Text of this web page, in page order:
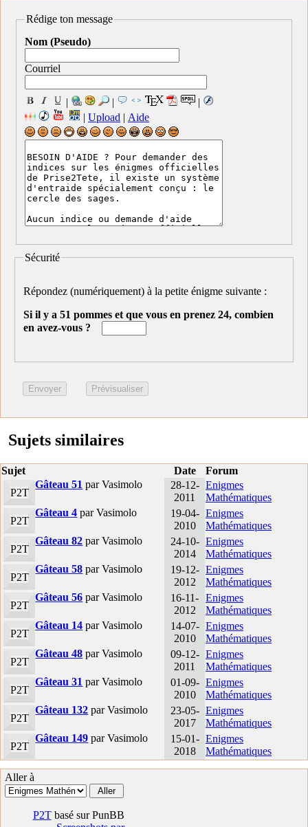
Rédige ton message
Nom (Pseudo)
Courriel
| |
|
| Upload | Aide
Sécurité
Répondez (numériquement) à la petite énigme suivante :
Si il y a 51 pommes et que vous en prenez 24, combien
en avez-vous ?
Sujets similaires
Sujet Date
Forum
P2T
Gâteau 51 par Vasimolo
28-12-
2011
Enigmes
Mathématiques
P2T
Gâteau 4 par Vasimolo
19-04-
2010
Enigmes
Mathématiques
P2T
Gâteau 82 par Vasimolo
24-10-
2014
Enigmes
Mathématiques
P2T
Gâteau 58 par Vasimolo
19-12-
2012
Enigmes
Mathématiques
P2T
Gâteau 56 par Vasimolo
16-11-
2012
Enigmes
Mathématiques
P2T
Gâteau 14 par Vasimolo
14-07-
2010
Enigmes
Mathématiques
P2T
Gâteau 48 par Vasimolo
09-12-
2011
Enigmes
Mathématiques
P2T
Gâteau 31 par Vasimolo
01-09-
2010
Enigmes
Mathématiques
P2T
Gâteau 132 par Vasimolo
23-05-
2017
Enigmes
Mathématiques
P2T
Gâteau 149 par Vasimolo
15-01-
2018
Enigmes
Mathématiques
Aller à
P2Tbasé sur PunBB